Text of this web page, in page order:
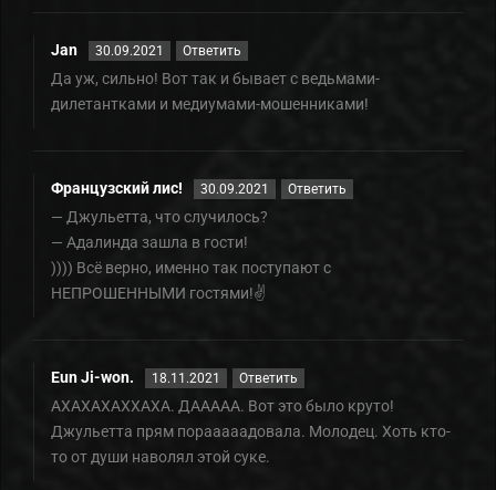
Jan 30.09.2021 Ответить
Да уж, сильно! Вот так и бывает с ведьмами-
дилетантками и медиумами-мошенниками!
Французский лис! 30.09.2021 Ответить
— Джульетта, что случилось?
— Адалинда зашла в гости!
)))) Всё верно, именно так поступают с
НЕПРОШЕННЫМИ гостями!✌️
Eun Ji-won. 18.11.2021 Ответить
АХАХАХАХХАХА. ДААААА. Вот это было круто!
Джульетта прям порааааадовала. Молодец. Хоть кто-
то от души наволял этой суке.